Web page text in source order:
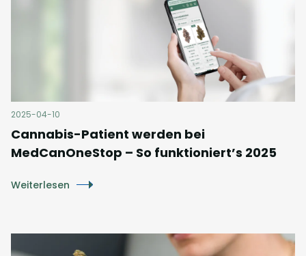
2025-04-10
Cannabis-Patient werden bei
MedCanOneStop – So funktioniert’s 2025
Weiterlesen